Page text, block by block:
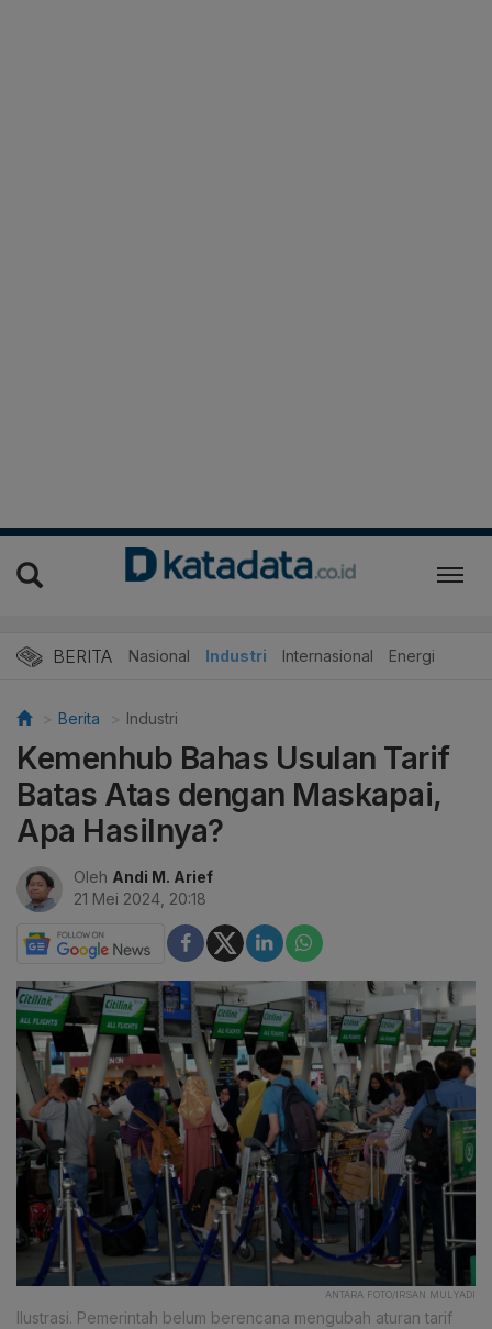
BERITA Nasional Industri Internasional Energi
Berita Industri
Kemenhub Bahas Usulan Tarif
Batas Atas dengan Maskapai,
Apa Hasilnya?
Oleh Andi M. Arief
21 Mei 2024, 20:18
ANTARA FOTO/IRSAN MULYADI
Ilustrasi. Pemerintah belum berencana mengubah aturan tarif